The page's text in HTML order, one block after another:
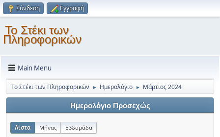
Σύνδεση Εγγραφή
Το Στέκι των
Πληροφορικών
Main Menu
Το Στέκι των Πληροφορικών ► Ημερολόγιο ► Μάρτιος 2024
Ημερολόγιο Προσεχώς
Λίστα Μήνας Εβδομάδα